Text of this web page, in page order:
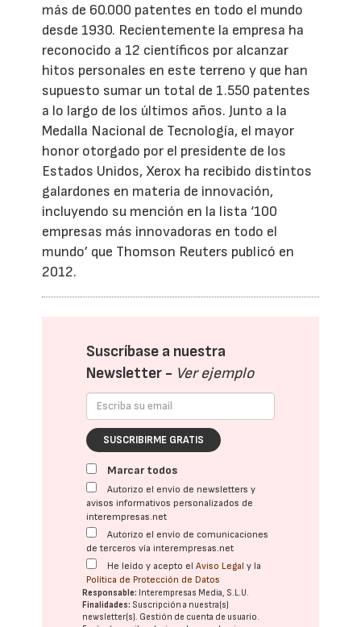
más de 60.000 patentes en todo el mundo
desde 1930. Recientemente la empresa ha
reconocido a 12 científicos por alcanzar
hitos personales en este terreno y que han
supuesto sumar un total de 1.550 patentes
a lo largo de los últimos años. Junto a la
Medalla Nacional de Tecnología, el mayor
honor otorgado por el presidente de los
Estados Unidos, Xerox ha recibido distintos
galardones en materia de innovación,
incluyendo su mención en la lista ‘100
empresas más innovadoras en todo el
mundo’ que Thomson Reuters publicó en
2012.
Suscríbase a nuestra
Newsletter - Ver ejemplo
SUSCRIBIRME GRATIS
Marcar todos
Autorizo el envío de newsletters y
avisos informativos personalizados de
interempresas.net
Autorizo el envío de comunicaciones
de terceros vía interempresas.net
He leído y acepto elAviso Legal y la
Política de Protección de Datos
Responsable: Interempresas Media, S.L.U.
Finalidades: Suscripción a nuestra(s)
newsletter(s). Gestión de cuenta de usuario.